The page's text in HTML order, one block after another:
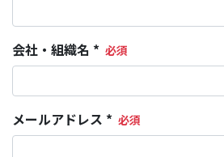
会社・組織名 *
メールアドレス *